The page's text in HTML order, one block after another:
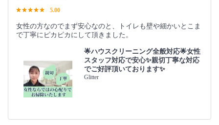
5.00
女性の方なのでまず安心なのと、トイレも壁や細かいとこま
で丁寧にピカピカにして頂きました。
🌟ハウスクリーニング全般対応🌟女性
スタッフ対応で安心✨親切丁寧な対応
でご好評頂いております✨
Glitter